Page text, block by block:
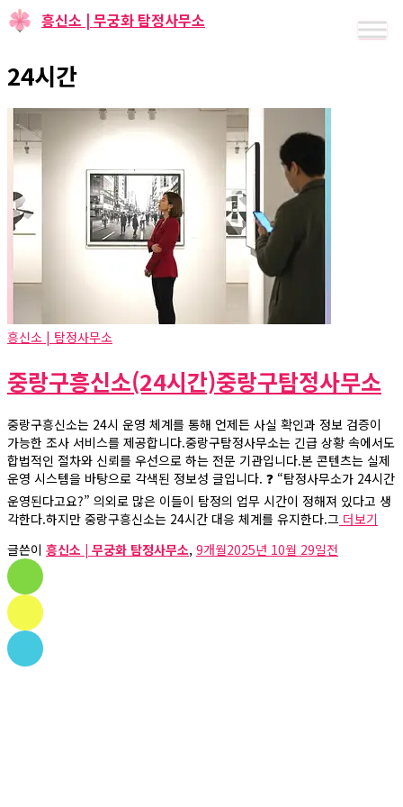
24시간
흥신소 | 탐정사무소
중랑구흥신소(24시간)중랑구탐정사무소
중랑구흥신소는 24시 운영 체계를 통해 언제든 사실 확인과 정보 검증이
가능한 조사 서비스를 제공합니다.중랑구탐정사무소는 긴급 상황 속에서도
합법적인 절차와 신뢰를 우선으로 하는 전문 기관입니다.본 콘텐츠는 실제
운영 시스템을 바탕으로 각색된 정보성 글입니다. ❓ “탐정사무소가 24시간
운영된다고요?” 의외로 많은 이들이 탐정의 업무 시간이 정해져 있다고 생
각한다.하지만 중랑구흥신소는 24시간 대응 체계를 유지한다.그 더보기
글쓴이 흥신소 | 무궁화 탐정사무소, 9개월2025년 10월 29일전